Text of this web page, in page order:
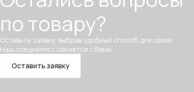
по товару?
Оставьте заявку, выбрав удобный способ для связи.
Наш специалист свяжется с Вами.
Оставить заявку